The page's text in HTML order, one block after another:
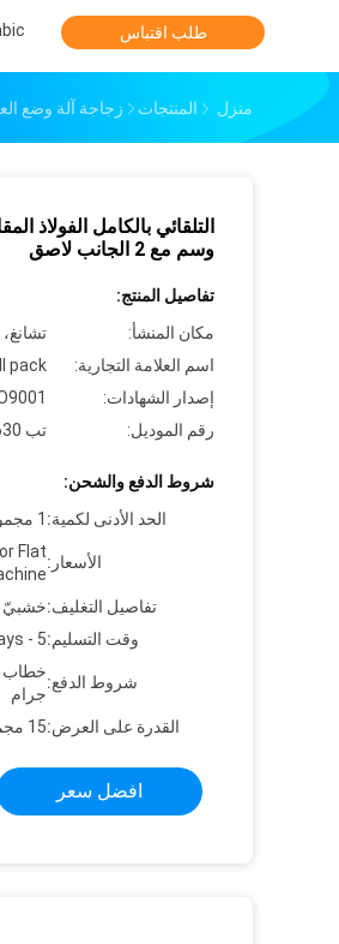
طلب اقتباس
منزل المنتجات زجاجة آلة وضع
وسم مع 2 الجانب لاصق
تفاصيل المنتج:
مكان المنشأ:
اسم العلامة التجارية:
pack
إصدار الشهادات:
رقم الموديل:
تب 630-2
شروط الدفع والشحن:
الحد الأدنى لكمية: 1 مجموعة
الأسعار:
Flat
تفاصيل التغليف:خشبيّ
وقت التسليم:5 - 15days
شروط الدفع:
جرام
القدرة على العرض:15 مجموعة/شهر
افضل سعر